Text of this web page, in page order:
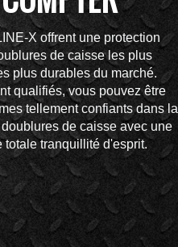
X offrent une protection
de caisse les plus
plus durables du marché.
qualifiés, vous pouvez être
tellement confiants dans la
de caisse avec une
totale tranquillité d'esprit.